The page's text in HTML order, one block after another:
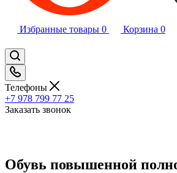
Избранные товары 0 Корзина 0
Телефоны
+7 978 799 77 25
Заказать звонок
Обувь повышенной